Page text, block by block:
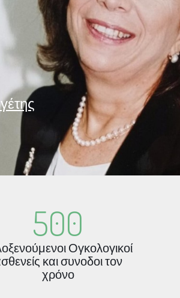
500
Ογκολογικοί
και συνοδοι τον
χρόνο